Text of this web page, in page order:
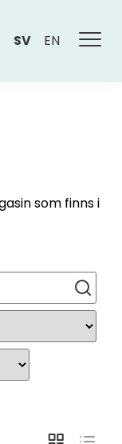
SV EN
som finns i